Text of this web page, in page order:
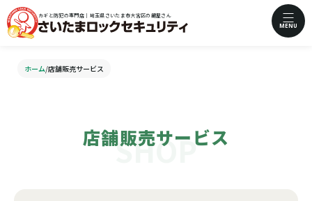
カギと防犯の専門店｜埼玉県さいたま市大宮区の鍵屋さん
MENU
ホーム/店舗販売サービス
店舗販売サービス